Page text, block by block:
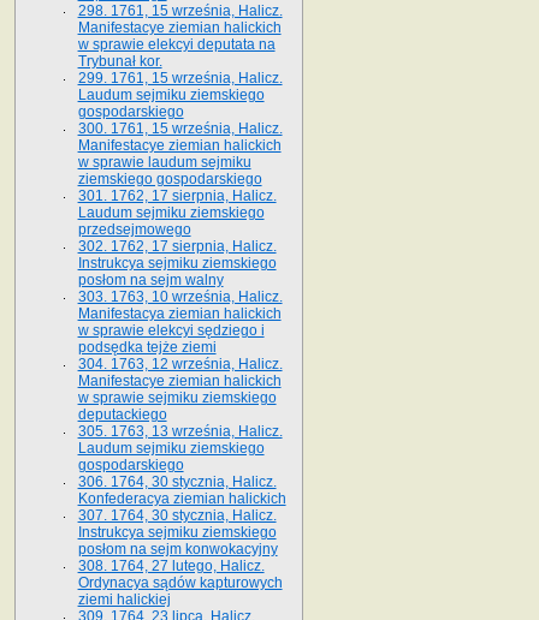
298. 1761, 15 września, Halicz.
Manifestacye ziemian halickich
w sprawie elekcyi deputata na
Trybunał kor.
299. 1761, 15 września, Halicz.
Laudum sejmiku ziemskiego
gospodarskiego
300. 1761, 15 września, Halicz.
Manifestacye ziemian halickich
w sprawie laudum sejmiku
ziemskiego gospodarskiego
301. 1762, 17 sierpnia, Halicz.
Laudum sejmiku ziemskiego
przedsejmowego
302. 1762, 17 sierpnia, Halicz.
Instrukcya sejmiku ziemskiego
posłom na sejm walny
303. 1763, 10 września, Halicz.
Manifestacya ziemian halickich
w sprawie elekcyi sędziego i
podsędka tejże ziemi
304. 1763, 12 września, Halicz.
Manifestacye ziemian halickich
w sprawie sejmiku ziemskiego
deputackiego
305. 1763, 13 września, Halicz.
Laudum sejmiku ziemskiego
gospodarskiego
306. 1764, 30 stycznia, Halicz.
Konfederacya ziemian halickich
307. 1764, 30 stycznia, Halicz.
Instrukcya sejmiku ziemskiego
posłom na sejm konwokacyjny
308. 1764, 27 lutego, Halicz.
Ordynacya sądów kapturowych
ziemi halickiej
309. 1764, 23 lipca, Halicz.